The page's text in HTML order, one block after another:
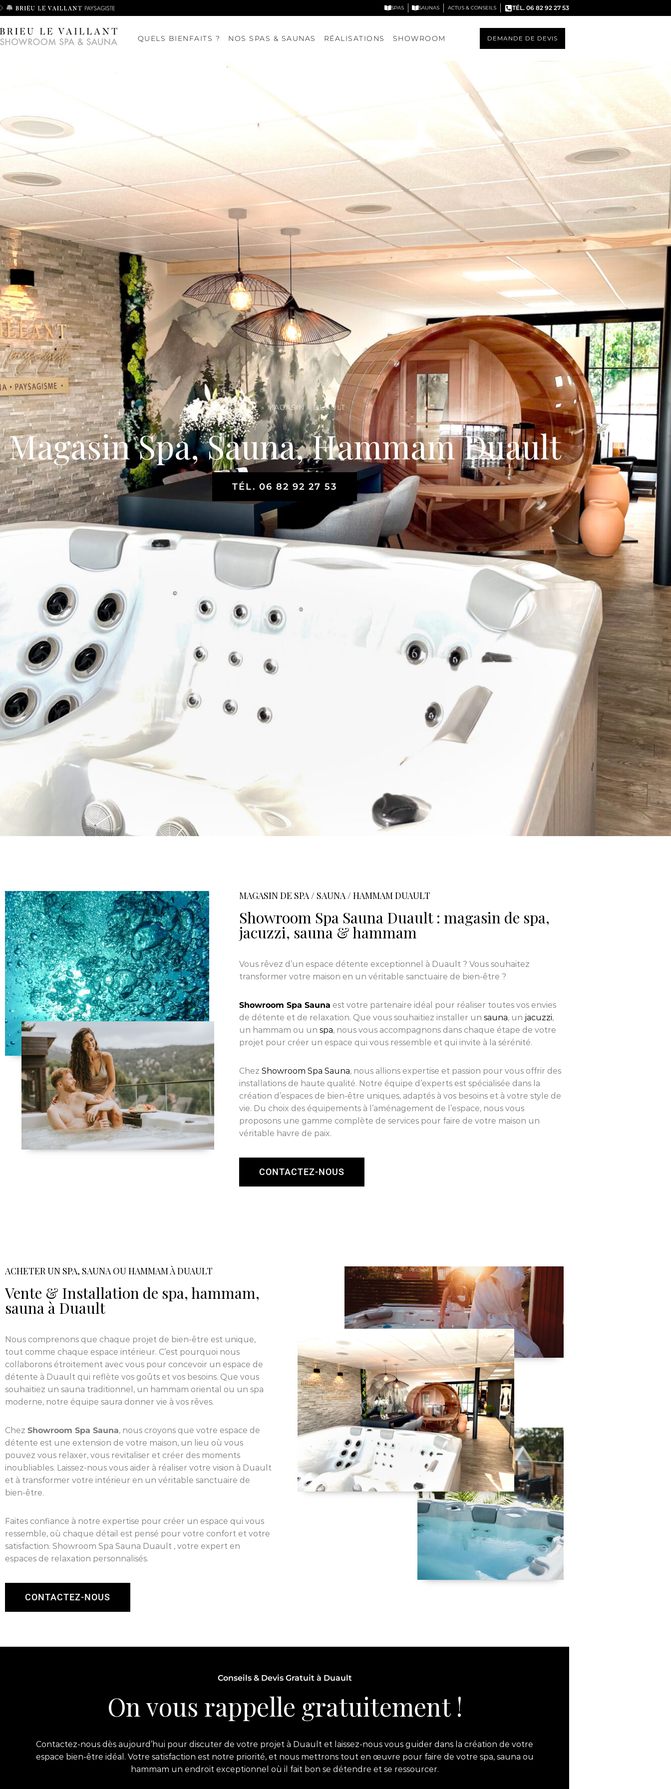
SPAS SAUNAS ACTUS & CONSEILS TÉL. 06 82 92 27 53
QUELS BIENFAITS ? NOS SPAS & SAUNAS
DÉCOUVRIR NOS MODÈLES
Nos saunas
DÉCOUVRIR NOS MODÈLES
RÉALISATIONS SHOWROOM DEMANDE DE DEVIS
ACCUEIL»MAGASIN»DUAULT
Magasin Spa, Sauna, Hammam Duault
TÉL. 06 82 92 27 53
MAGASIN DE SPA / SAUNA / HAMMAM DUAULT
Showroom Spa Sauna Duault : magasin de spa,
jacuzzi, sauna & hammam
Vous rêvez d’un espace détente exceptionnel à Duault ? Vous souhaitez
transformer votre maison en un véritable sanctuaire de bien-être ?
Showroom Spa Sauna est votre partenaire idéal pour réaliser toutes vos envies
de détente et de relaxation. Que vous souhaitiez installer un sauna, un jacuzzi,
un hammam ou un spa, nous vous accompagnons dans chaque étape de votre
projet pour créer un espace qui vous ressemble et qui invite à la sérénité.
Chez Showroom Spa Sauna, nous allions expertise et passion pour vous offrir des
installations de haute qualité. Notre équipe d’experts est spécialisée dans la
création d’espaces de bien-être uniques, adaptés à vos besoins et à votre style de
vie. Du choix des équipements à l’aménagement de l’espace, nous vous
proposons une gamme complète de services pour faire de votre maison un
véritable havre de paix.
CONTACTEZ-NOUS
ACHETER UN SPA, SAUNA OU HAMMAM À DUAULT
Vente & Installation de spa, hammam,
sauna à Duault
Nous comprenons que chaque projet de bien-être est unique,
tout comme chaque espace intérieur. C’est pourquoi nous
collaborons étroitement avec vous pour concevoir un espace de
détente à Duault qui reflète vos goûts et vos besoins. Que vous
souhaitiez un sauna traditionnel, un hammam oriental ou un spa
moderne, notre équipe saura donner vie à vos rêves.
Chez Showroom Spa Sauna, nous croyons que votre espace de
détente est une extension de votre maison, un lieu où vous
pouvez vous relaxer, vous revitaliser et créer des moments
inoubliables. Laissez-nous vous aider à réaliser votre vision à Duault
et à transformer votre intérieur en un véritable sanctuaire de
bien-être.
Faites confiance à notre expertise pour créer un espace qui vous
ressemble, où chaque détail est pensé pour votre confort et votre
satisfaction. Showroom Spa Sauna Duault , votre expert en
espaces de relaxation personnalisés.
CONTACTEZ-NOUS
Conseils & Devis Gratuit à Duault
On vous rappelle gratuitement !
Contactez-nous dès aujourd’hui pour discuter de votre projet à Duault et laissez-nous vous guider dans la création de votre
espace bien-être idéal. Votre satisfaction est notre priorité, et nous mettrons tout en œuvre pour faire de votre spa, sauna ou
hammam un endroit exceptionnel où il fait bon se détendre et se ressourcer.